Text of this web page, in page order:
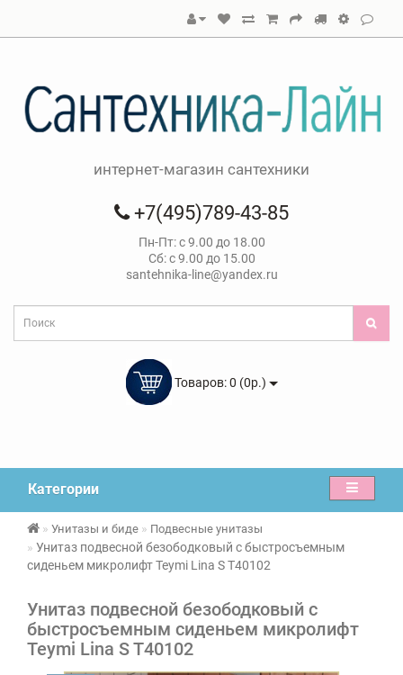
интернет-магазин сантехники
+7(495)789-43-85
Пн-Пт: с 9.00 до 18.00
Сб: с 9.00 до 15.00
santehnika-line@yandex.ru
Товаров: 0 (0р.)
Категории
Унитазы и биде Подвесные унитазы
Унитаз подвесной безободковый с быстросъемным
сиденьем микролифт Teymi Lina S T40102
Унитаз подвесной безободковый с
быстросъемным сиденьем микролифт
Teymi Lina S T40102